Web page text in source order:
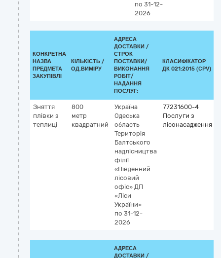
по 31-12-
2026
КОНКРЕТНА
НАЗВА
ПРЕДМЕТА
ЗАКУПІВЛІ
КІЛЬКІСТЬ /
ОД.ВИМІРУ
АДРЕСА
ДОСТАВКИ /
СТРОК
ПОСТАВКИ/
ВИКОНАННЯ
РОБІТ/
НАДАННЯ
ПОСЛУГ:
КЛАСИФІКАТОР
ДК 021:2015 (CPV)
Зняття
плівки з
теплиці
800
метр
квадратний
Україна
Одеська
область
Територія
Балтського
надлісництва
філії
«Південний
лісовий
офіс» ДП
«Ліси
України»
по 31-12-
2026
77231600-4
Послуги з
лісонасадження
АДРЕСА
ДОСТАВКИ /